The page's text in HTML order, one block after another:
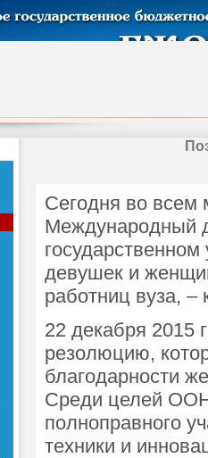
Сегодня во всем
Международный
девушек и
работниц вуза,
22 декабря 2015
резолюцию,
благодарности
Среди целей
полноправного
техники и